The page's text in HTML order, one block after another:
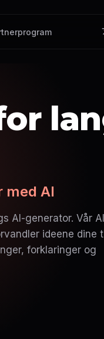
med AI
AI-generator. Vår AI
ideene dine
forklaringer og